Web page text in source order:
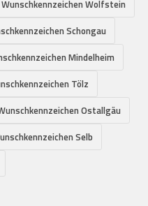
Wunschkennzeichen Wolfstein
Schongau
Mindelheim
Tölz
Ostallgäu
Selb